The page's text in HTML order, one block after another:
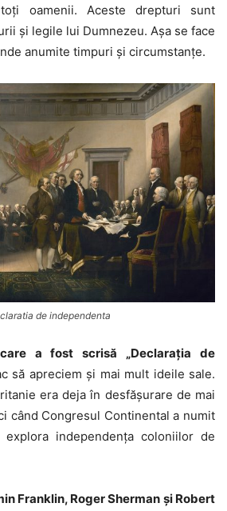
oamenii. Aceste drepturi sunt
și legile lui Dumnezeu. Așa se face
anumite timpuri și circumstanțe.
de independenta
a fost scrisă „Declarația de
să apreciem și mai mult ideile sale.
era deja în desfășurare de mai
când Congresul Continental a numit
independența coloniilor de
Franklin, Roger Sherman și Robert